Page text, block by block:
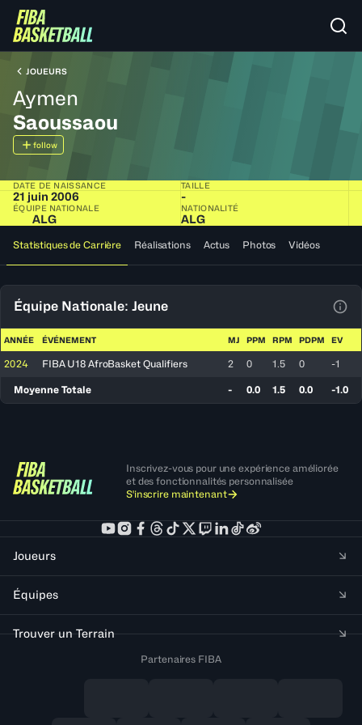
JOUEURS
Aymen
Saoussaou
follow
DATE DE NAISSANCE
21 juin 2006
TAILLE
-
ÉQUIPE NATIONALE
ALG
NATIONALITÉ
ALG
Statistiques de Carrière Réalisations Actus Photos Vidéos
Équipe Nationale: Jeune
ANNÉE ÉVÉNEMENT MJ PPM RPM PDPM EV
2024 FIBA U18 AfroBasket Qualifiers 2 0 1.5 0 -1
Moyenne Totale - 0.0 1.5 0.0 -1.0
Inscrivez-vous pour une expérience améliorée
et des fonctionnalités personnalisée
S'inscrire maintenant
Joueurs
Équipes
Trouver un Terrain
Partenaires FIBA